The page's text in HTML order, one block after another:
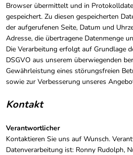
Browser übermittelt und in
gespeichert. Zu diesen gespeicherten
der aufgerufenen Seite, Datum und
Adresse, die übertragene Datenmenge
Die Verarbeitung erfolgt auf Grundlage
DSGVO aus unserem überwiegenden
Gewährleistung eines störungsfreien
sowie zur Verbesserung unseres
Kontakt
Verantwortlicher
Kontaktieren Sie uns auf Wunsch.
Datenverarbeitung ist: Ronny Rudolph,